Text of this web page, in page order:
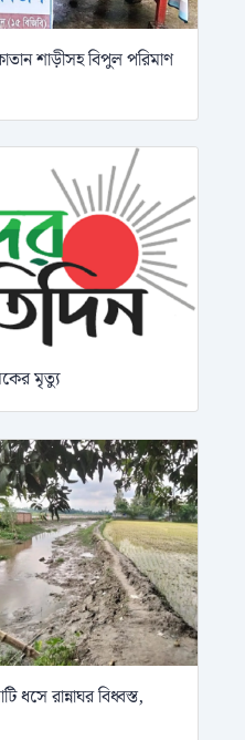
শাড়ীসহ বিপুল পরিমাণ
মৃত্যু
রান্নাঘর বিধ্বস্ত,